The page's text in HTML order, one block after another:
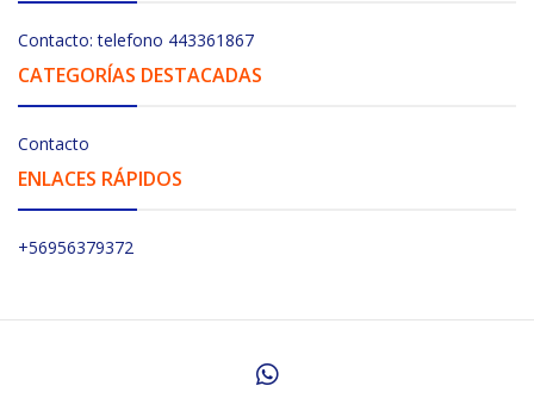
Contacto: telefono 443361867
CATEGORÍAS DESTACADAS
Contacto
ENLACES RÁPIDOS
+56956379372